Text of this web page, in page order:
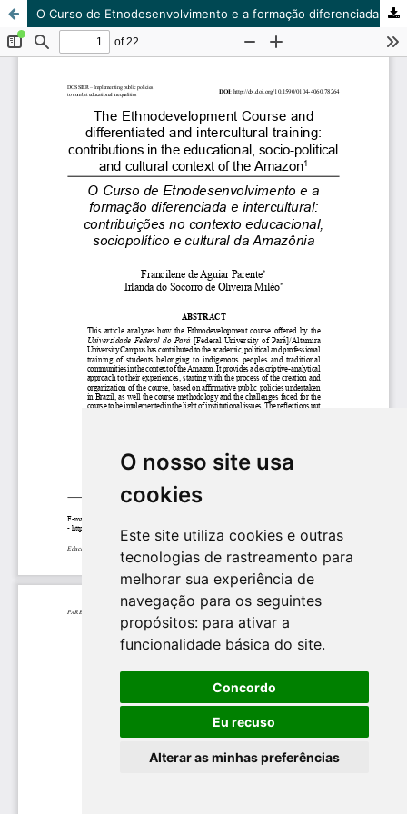
O nosso site usa
cookies
Este site utiliza cookies e outras
tecnologias de rastreamento para
melhorar sua experiência de
navegação para os seguintes
propósitos: para ativar a
funcionalidade básica do site.
Concordo
Eu recuso
Alterar as minhas preferências
O Curso de Etnodesenvolvimento e a formação diferenciada e intercultural: contribuições no contexto educacional, sociopolítico e cultural da Amazônia